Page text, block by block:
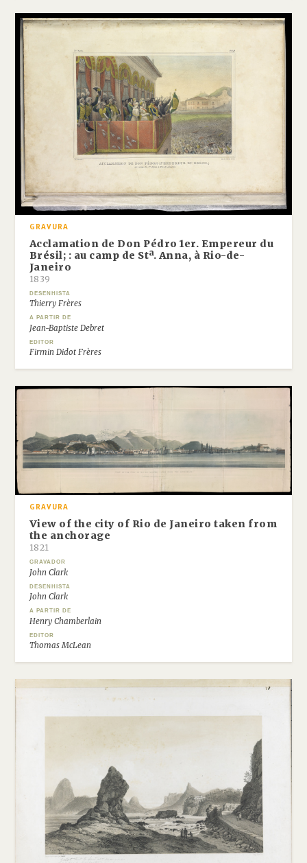
GRAVURA
Acclamation de Don Pédro 1er. Empereur du
Brésil; : au camp de Stª. Anna, à Rio-de-
Janeiro
1839
DESENHISTA
Thierry Frères
A PARTIR DE
Jean-Baptiste Debret
EDITOR
Firmin Didot Frères
GRAVURA
View of the city of Rio de Janeiro taken from
the anchorage
1821
GRAVADOR
John Clark
DESENHISTA
John Clark
A PARTIR DE
Henry Chamberlain
EDITOR
Thomas McLean